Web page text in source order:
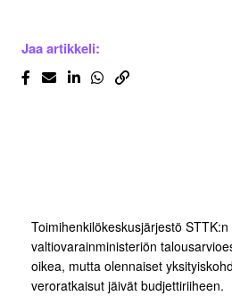
Jaa artikkeli:
Toimihenkilökeskusjärjestö
valtiovarainministeriön
oikea, mutta olennaiset
veroratkaisut jäivät budjettiriiheen.